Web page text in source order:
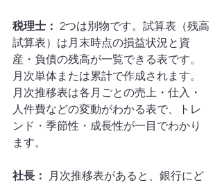
税理士： 2つは別物です。試算表（残高
試算表）は月末時点の損益状況と資
産・負債の残高が一覧できる表です。
月次単体または累計で作成されます。
月次推移表は各月ごとの売上・仕入・
人件費などの変動がわかる表で、トレ
ンド・季節性・成長性が一目でわかり
ます。
社長：
月次推移表があると、銀行にど